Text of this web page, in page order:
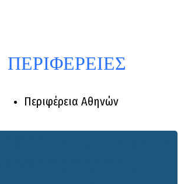
ΠΕΡΙΦΕΡΕΙΕΣ
Περιφέρεια Αθηνών